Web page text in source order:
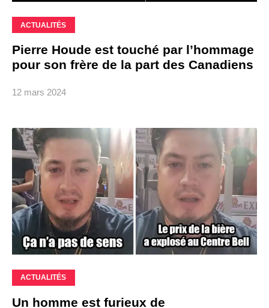
ACTUALITÉS
Pierre Houde est touché par l’hommage
pour son frère de la part des Canadiens
12 mars 2024
ACTUALITÉS
Un homme est furieux de